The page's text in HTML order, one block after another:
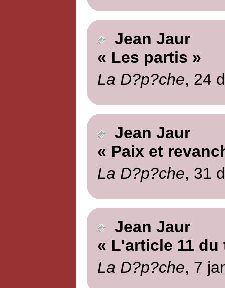
Jean Jaur
« Les partis »
La D?p?che, 24
Jean Jaur
« Paix et
La D?p?che, 31
Jean Jaur
« L'article 11
La D?p?che, 7